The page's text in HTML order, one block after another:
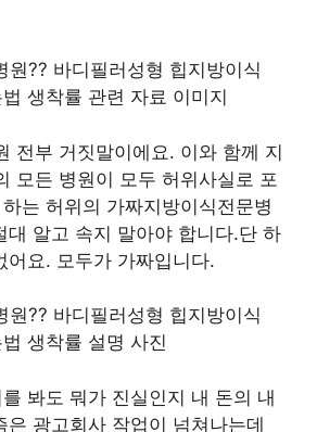
전부 거짓말이에요. 이와 함께 지
모든 병원이 모두 허위사실로 포
는 허위의 가짜지방이식전문병
대 알고 속지 말아야 합니다.단 하
어요. 모두가 가짜입니다.
봐도 뭐가 진실인지 내 돈의 내
은 광고회사 작업이 넘쳐나는데